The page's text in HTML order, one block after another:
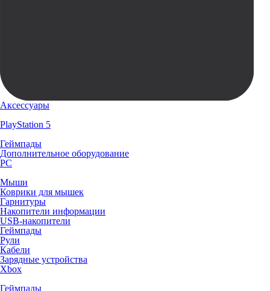
Аксессуары
PlayStation 5
Геймпады
Дополнительное оборудование
PC
Мыши
Коврики для мышек
Гарнитуры
Накопители информации
USB-накопители
Геймпады
Рули
Кабели
Зарядные устройства
Xbox
Геймпады